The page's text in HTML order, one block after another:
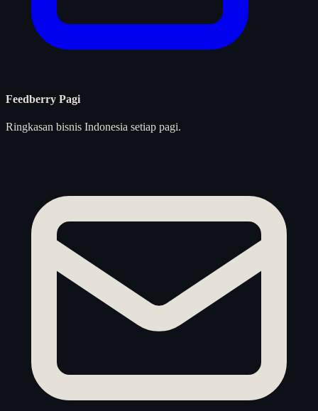
Feedberry Pagi
Ringkasan bisnis Indonesia setiap pagi.